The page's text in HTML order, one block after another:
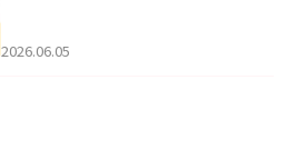
2026.06.05